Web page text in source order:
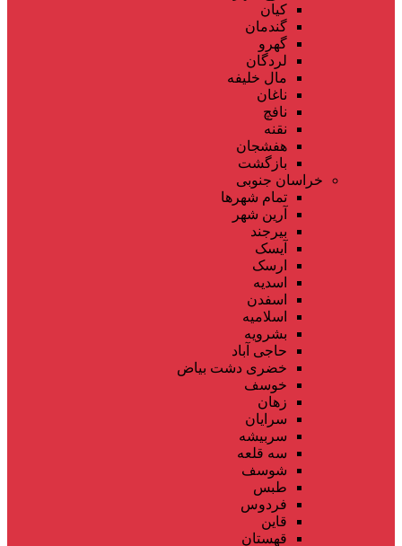
کیان
گندمان
گهرو
لردگان
مال خلیفه
ناغان
نافچ
نقنه
هفشجان
بازگشت
خراسان جنوبی
تمام شهر‌ها
آرین شهر
بیرجند
آیسک
ارسک
اسدیه
اسفدن
اسلامیه
بشرویه
حاجی آباد
خضری دشت بیاض
خوسف
زهان
سرایان
سربیشه
سه قلعه
شوسف
طبس
فردوس
قاین
قهستان